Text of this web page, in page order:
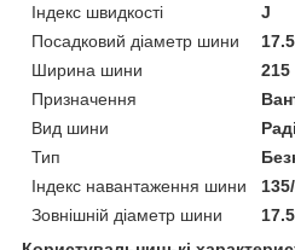
Індекс швидкості
J
Посадковий діаметр шини
Ширина шини
Призначення
Вид шини
Тип
Індекс навантаження шини
Зовнішній діаметр шини